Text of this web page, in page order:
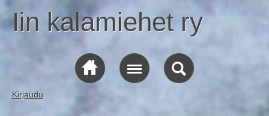
Iin kalamiehet ry
Kirjaudu